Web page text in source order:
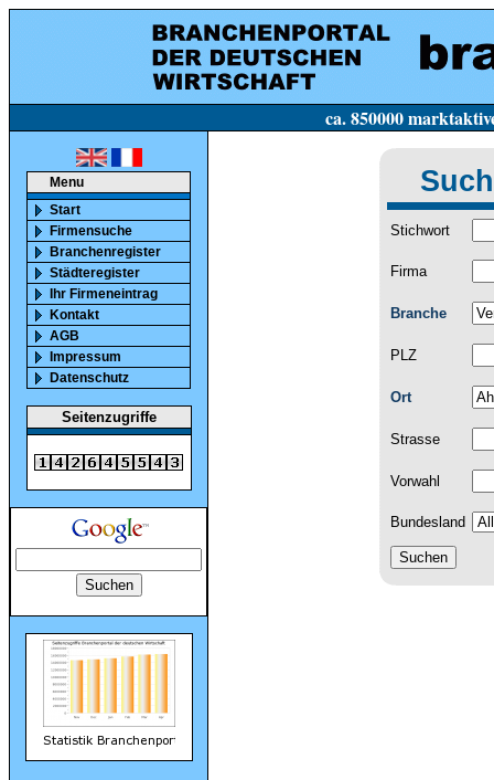
ca. 850000 marktaktive Firmen in
Menu
Start
Firmensuche
Branchenregister
Städteregister
Ihr Firmeneintrag
Kontakt
AGB
Impressum
Datenschutz
Seitenzugriffe
Stichwort
Firma
Branche
PLZ
Ort
Strasse
Vorwahl
Bundesland